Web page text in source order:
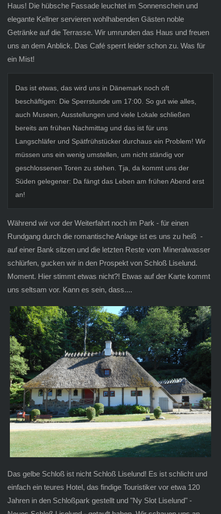
Haus! Die hübsche Fassade leuchtet im Sonnenschein und
elegante Kellner servieren wohlhabenden Gästen noble
Getränke auf die Terrasse. Wir umrunden das Haus und freuen
uns an dem Anblick. Das Café sperrt leider schon zu. Was für
ein Mist!
Das ist etwas, das wird uns in Dänemark noch oft
beschäftigen: Die Sperrstunde um 17:00. So gut wie alles,
auch Museen, Ausstellungen und viele Lokale schließen
bereits am frühen Nachmittag und das ist für uns
Langschläfer und Spätfrühstücker durchaus ein Problem! Wir
müssen uns ein wenig umstellen, um nicht ständig vor
geschlossenen Toren zu stehen. Tja, da kommt uns der
Süden gelegener: Da fängt das Leben am frühen Abend erst
an!
Während wir vor der Weiterfahrt noch im Park - für einen
Rundgang durch die romantische Anlage ist es uns zu heiß -
auf einer Bank sitzen und die letzten Reste vom Mineralwasser
schlürfen, gucken wir in den Prospekt von Schloß Liselund.
Moment. Hier stimmt etwas nicht?! Etwas auf der Karte kommt
uns seltsam vor. Kann es sein, dass....
Das gelbe Schloß ist nicht Schloß Liselund! Es ist schlicht und
einfach ein teures Hotel, das findige Touristiker vor etwa 120
Jahren in den Schloßpark gestellt und "Ny Slot Liselund" -